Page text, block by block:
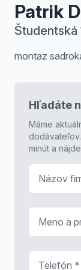
Patrik
Študentská
montaz
Hľadáte
Máme
minút a